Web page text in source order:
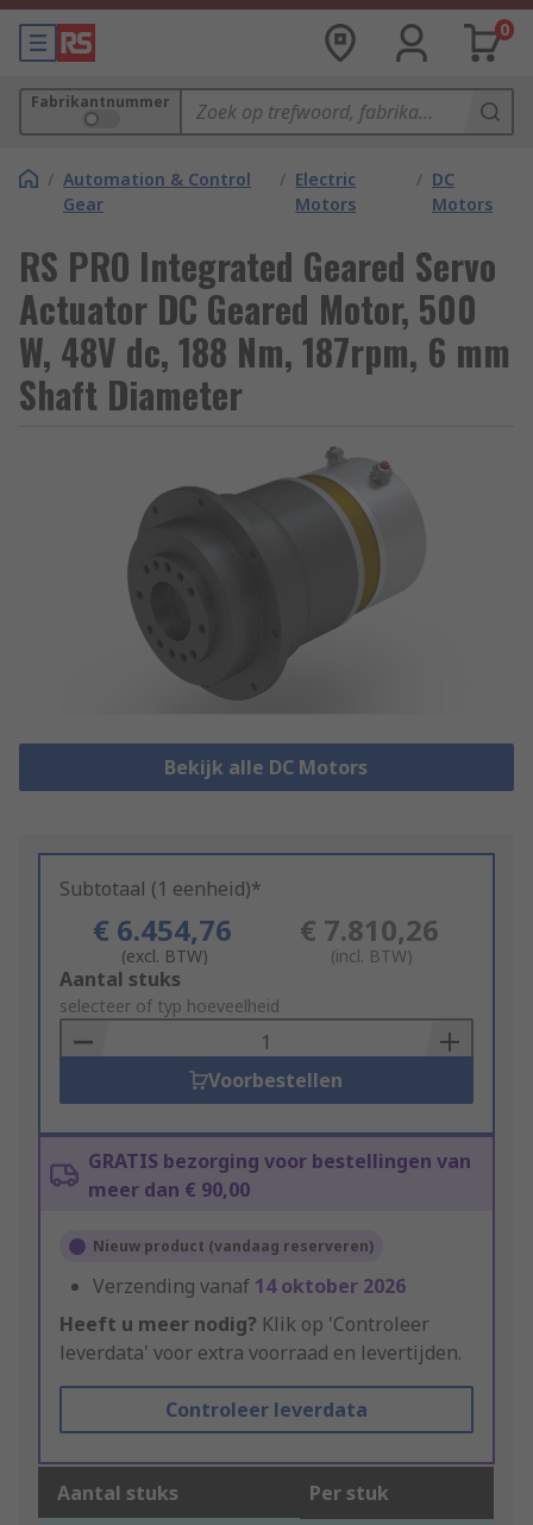
0
Fabrikantnummer
/ Automation & Control
Gear
/ Electric
Motors
/ DC
Motors
RS PRO Integrated Geared Servo
Actuator DC Geared Motor, 500
W, 48V dc, 188 Nm, 187rpm, 6 mm
Shaft Diameter
Bekijk alle DC Motors
Subtotaal (1 eenheid)*
€ 6.454,76
(excl. BTW)
€ 7.810,26
(incl. BTW)
Add
to
Basket
Aantal stuks
selecteer of typ hoeveelheid
Voorbestellen
GRATIS bezorging voor bestellingen van
meer dan € 90,00
Nieuw product (vandaag reserveren)
Verzending vanaf 14 oktober 2026
Heeft u meer nodig? Klik op 'Controleer
leverdata' voor extra voorraad en levertijden.
Controleer leverdata
Aantal stuks Per stuk